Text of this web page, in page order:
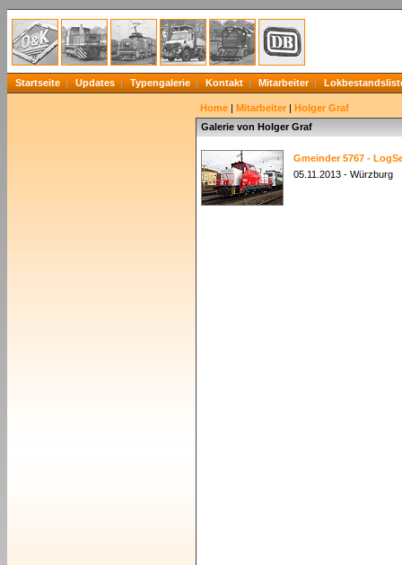
Startseite Updates Typengalerie Kontakt Mitarbeiter
Home | Mitarbeiter | Holger Graf
Galerie von Holger Graf
Gmeinder 5767 -
05.11.2013 - Würzburg